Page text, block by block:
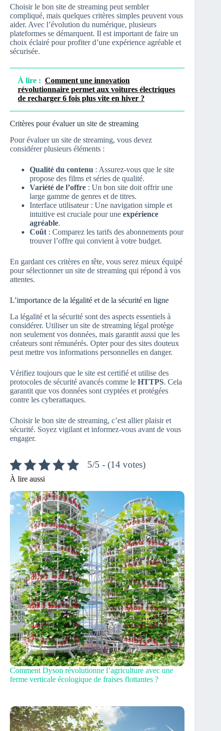
Choisir le bon site de streaming peut sembler
compliqué, mais quelques critères simples peuvent vous
aider. Avec l’évolution du numérique, plusieurs
plateformes se démarquent. Il est important de faire un
choix éclairé pour profiter d’une expérience agréable et
sécurisée.
À lire : Comment une innovation
révolutionnaire permet aux voitures électriques
de recharger 6 fois plus vite en hiver ?
Critères pour évaluer un site de streaming
Pour évaluer un site de streaming, vous devez
considérer plusieurs éléments :
Qualité du contenu : Assurez-vous que le site
propose des films et séries de qualité.
Variété de l’offre : Un bon site doit offrir une
large gamme de genres et de titres.
Interface utilisateur : Une navigation simple et
intuitive est cruciale pour une expérience
agréable.
Coût : Comparez les tarifs des abonnements pour
trouver l’offre qui convient à votre budget.
En gardant ces critères en tête, vous serez mieux équipé
pour sélectionner un site de streaming qui répond à vos
attentes.
L’importance de la légalité et de la sécurité en ligne
La légalité et la sécurité sont des aspects essentiels à
considérer. Utiliser un site de streaming légal protège
non seulement vos données, mais garantit aussi que les
créateurs sont rémunérés. Opter pour des sites douteux
peut mettre vos informations personnelles en danger.
Vérifiez toujours que le site est certifié et utilise des
protocoles de sécurité avancés comme le HTTPS. Cela
garantit que vos données sont cryptées et protégées
contre les cyberattaques.
Choisir le bon site de streaming, c’est allier plaisir et
sécurité. Soyez vigilant et informez-vous avant de vous
engager.
5/5 - (14 votes)
À lire aussi
Comment Dyson révolutionne l’agriculture avec une
ferme verticale écologique de fraises flottantes ?